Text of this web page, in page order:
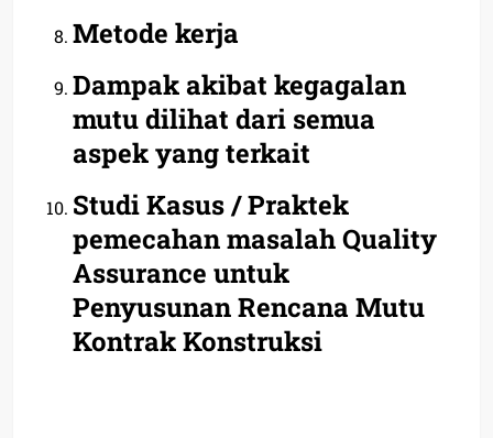
Metode kerja
Dampak akibat kegagalan
mutu dilihat dari semua
aspek yang terkait
Studi Kasus / Praktek
pemecahan masalah Quality
Assurance untuk
Penyusunan Rencana Mutu
Kontrak Konstruksi